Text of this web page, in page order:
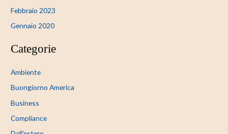
Febbraio 2023
Gennaio 2020
Categorie
Ambiente
Buongiorno America
Business
Compliance